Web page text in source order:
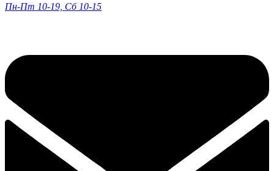
Пн-Пт 10-19, Сб 10-15